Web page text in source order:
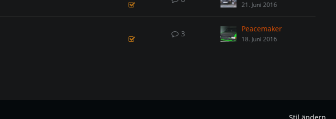
21. Juni 2016
3
Peacemaker
18. Juni 2016